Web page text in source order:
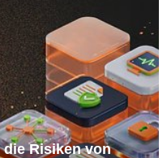
Risiken von